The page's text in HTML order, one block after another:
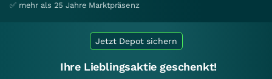
✅ mehr als 25 Jahre Marktpräsenz
Jetzt Depot sichern
Ihre Lieblingsaktie geschenkt!